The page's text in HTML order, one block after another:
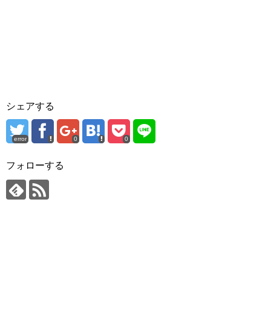
シェアする
error 0 0
フォローする